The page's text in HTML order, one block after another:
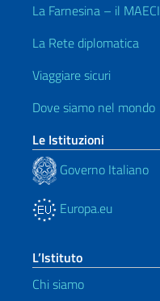
La Farnesina – il MAECI
La Rete diplomatica
Viaggiare sicuri
Dove siamo nel mondo
Le Istituzioni
Governo Italiano
Europa.eu
L’Istituto
Chi siamo